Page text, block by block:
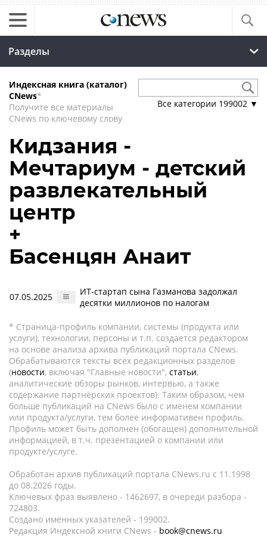
Разделы
Индексная книга (каталог)
CNews*
Получите все материалы
CNews по ключевому слову
Все категории 199002 ▼
Кидзания -
Мечтариум - детский
развлекательный
центр
+
Басенцян Анаит
07.05.2025
ИТ-стартап сына Газманова задолжал
десятки миллионов по налогам
* Страница-профиль компании, системы (продукта или
услуги), технологии, персоны и т.п. создается редактором
на основе анализа архива публикаций портала CNews.
Обрабатываются тексты всех редакционных разделов
(новости, включая "Главные новости", статьи,
аналитические обзоры рынков, интервью, а также
содержание партнёрских проектов). Таким образом, чем
больше публикаций на CNews было с именем компании
или продукта/услуги, тем более информативен профиль.
Профиль может быть дополнен (обогащен) дополнительной
информацией, в т.ч. презентацией о компании или
продукте/услуге.
Обработан архив публикаций портала CNews.ru c 11.1998
до 08.2026 годы.
Ключевых фраз выявлено - 1462697, в очереди разбора -
724803.
Создано именных указателей - 199002.
Редакция Индексной книги CNews - book@cnews.ru